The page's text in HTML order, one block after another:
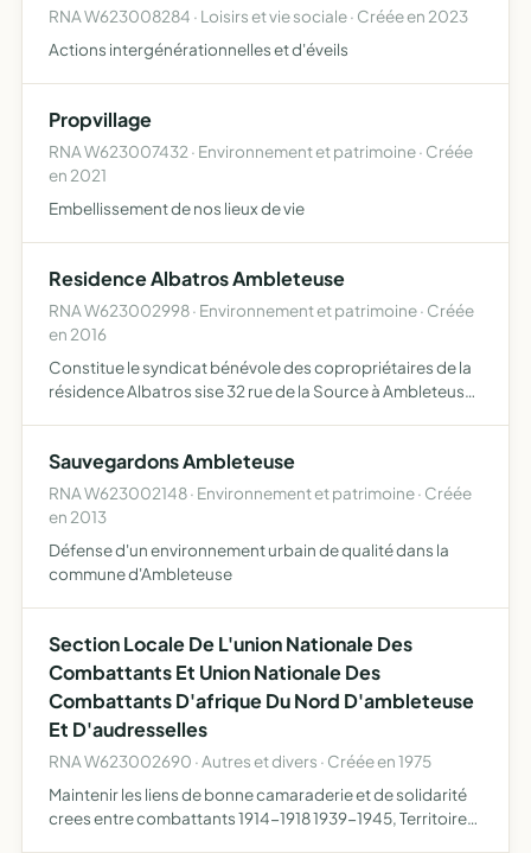
RNA W623008284 · Loisirs et vie sociale · Créée en 2023
Actions intergénérationnelles et d'éveils
Propvillage
RNA W623007432 · Environnement et patrimoine · Créée
en 2021
Embellissement de nos lieux de vie
Residence Albatros Ambleteuse
RNA W623002998 · Environnement et patrimoine · Créée
en 2016
Constitue le syndicat bénévole des copropriétaires de la
résidence Albatros sise 32 rue de la Source à Ambleteuse
Sauvegardons Ambleteuse
RNA W623002148 · Environnement et patrimoine · Créée
en 2013
Défense d'un environnement urbain de qualité dans la
commune d'Ambleteuse
Section Locale De L'union Nationale Des
Combattants Et Union Nationale Des
Combattants D'afrique Du Nord D'ambleteuse
Et D'audresselles
RNA W623002690 · Autres et divers · Créée en 1975
Maintenir les liens de bonne camaraderie et de solidarité
crees entre combattants 1914-1918 1939-1945, Territoires